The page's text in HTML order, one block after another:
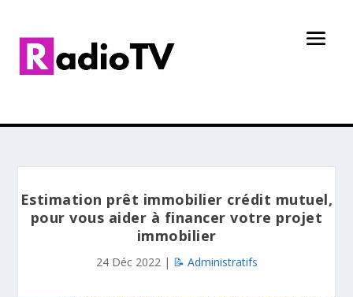
Estimation prêt immobilier crédit mutuel,
pour vous aider à financer votre projet
immobilier
24 Déc 2022| 📝 Administratifs